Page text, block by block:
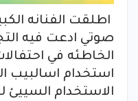
اطلقت الفنانه
صوتي ادعت فيه
الخاطئه في
استخدام اسالبيب
الاستخدام السييئ